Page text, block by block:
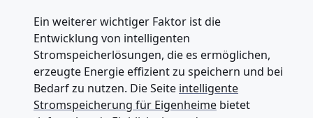
Ein weiterer wichtiger Faktor ist die
Entwicklung von intelligenten
Stromspeicherlösungen, die es ermöglichen,
erzeugte Energie effizient zu speichern und bei
Bedarf zu nutzen. Die Seite intelligente
Stromspeicherung für Eigenheime bietet